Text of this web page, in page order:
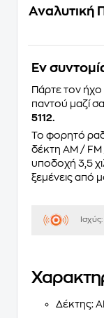
Αναλυτική
Eν
Πάρτε τον
παντού μαζί
5112.
Το φορητό
δέκτη AM /
υποδοχή 3,5
ξεμένεις από
Δέκτης: